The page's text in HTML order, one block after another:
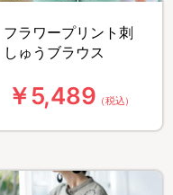
フラワープリント刺
しゅうブラウス
￥5,489 （税込）